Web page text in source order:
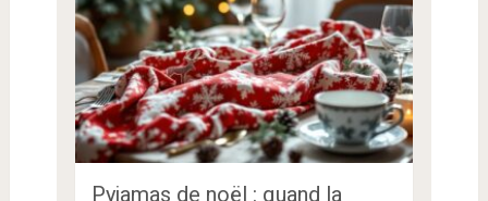
Pyjamas de noël : quand la